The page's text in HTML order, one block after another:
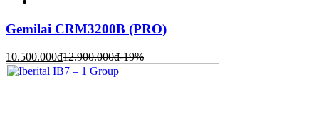
Gemilai CRM3200B (PRO)
10.500.000đ12.900.000đ-19%